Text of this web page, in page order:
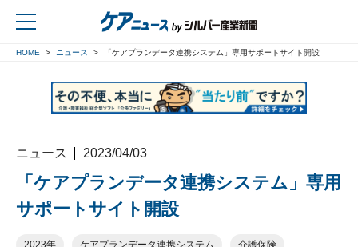
HOME ニュース 「ケアプランデータ連携システム」専用サポートサイト開設
ニュース 2023/04/03
「ケアプランデータ連携システム」専用
サポートサイト開設
2023年 ケアプランデータ連携システム 介護保険